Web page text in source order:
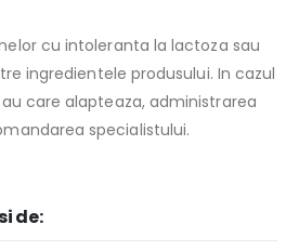
cu intoleranta la lactoza sau
ingredientele produsului. In cazul
care alapteaza, administrarea
specialistului.
de: